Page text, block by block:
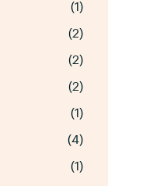
(1)
(2)
(2)
(2)
(1)
(4)
(1)